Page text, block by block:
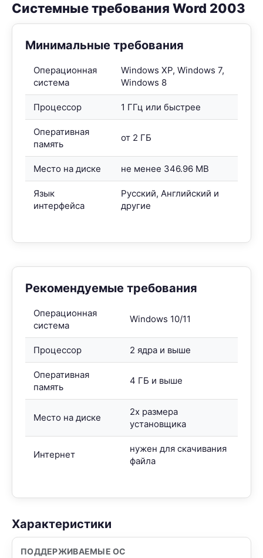
Системные требования Word 2003
Минимальные требования
Операционная
система
Windows XP, Windows 7,
Windows 8
Процессор 1 ГГц или быстрее
Оперативная
память
от 2 ГБ
Место на диске не менее 346.96 MB
Язык
интерфейса
Русский, Английский и
другие
Рекомендуемые требования
Операционная
система
Windows 10/11
Процессор 2 ядра и выше
Оперативная
память
4 ГБ и выше
Место на диске
2x размера
установщика
Интернет
нужен для скачивания
файла
Характеристики
ПОДДЕРЖИВАЕМЫЕ ОС